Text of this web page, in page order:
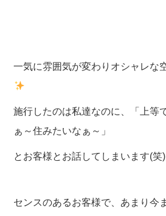
一気に雰囲気が変わりオシャレな
施行したのは私達なのに、「上等
ぁ～住みたいなぁ～」
とお客様とお話してしまいます(笑)
センスのあるお客様で、あまり今